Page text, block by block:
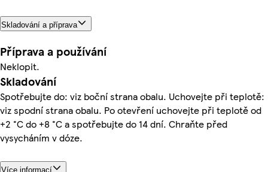
Skladování a příprava
Příprava a používání
Neklopit.
Skladování
Spotřebujte do: viz boční strana obalu. Uchovejte při teplotě:
viz spodní strana obalu. Po otevření uchovejte při teplotě od
+2 °C do +8 °C a spotřebujte do 14 dní. Chraňte před
vysycháním v dóze.
Více informací